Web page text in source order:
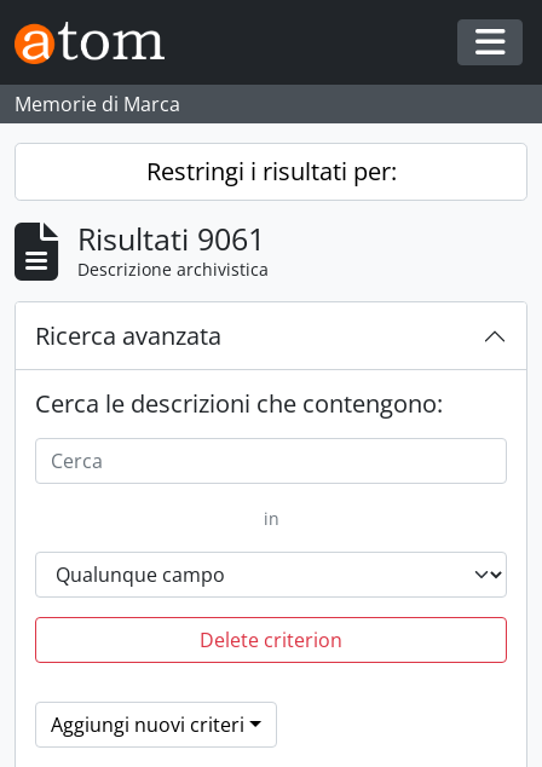
Skip to main content
Memorie di Marca
Restringi i risultati per:
Risultati 9061
Descrizione archivistica
Ricerca avanzata
Cerca le descrizioni che contengono:
in
Delete criterion
Aggiungi nuovi criteri